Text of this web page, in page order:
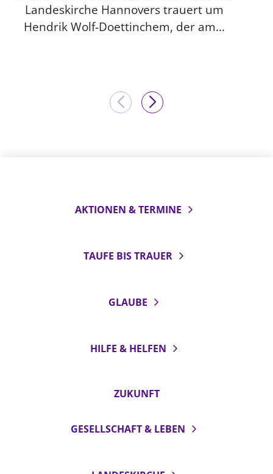
Landeskirche Hannovers trauert um
Hendrik Wolf-Doettinchem, der am...
AKTIONEN & TERMINE
TAUFE BIS TRAUER
GLAUBE
HILFE & HELFEN
ZUKUNFT
GESELLSCHAFT & LEBEN